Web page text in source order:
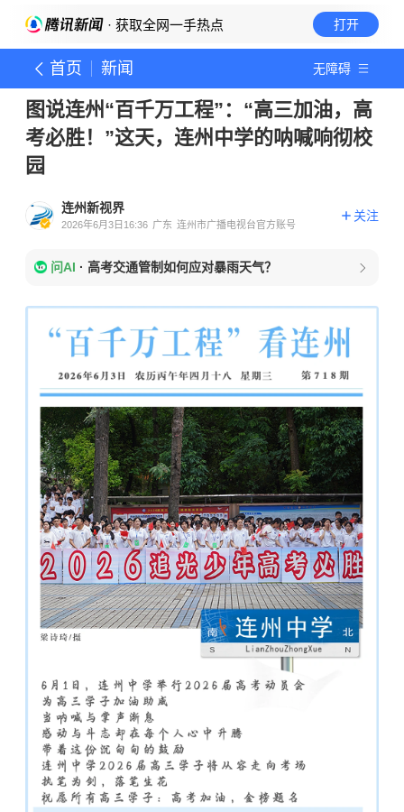
· 获取全网一手热点 打开
首页 新闻 无障碍
图说连州“百千万工程”：“高三加油，高
考必胜！”这天，连州中学的呐喊响彻校
园
连州新视界
2026年6月3日16:36 广东 连州市广播电视台官方账号
关注
问AI · 高考交通管制如何应对暴雨天气？